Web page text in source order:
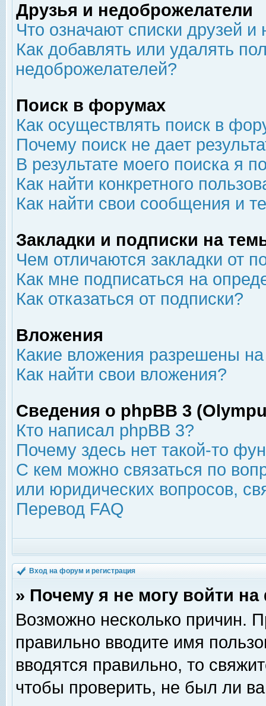
Друзья и недоброжелатели
Что означают списки друзей
Как добавлять или удалять
недоброжелателей?
Поиск в форумах
Как осуществлять поиск в
Почему поиск не дает
В результате моего поиска я
Как найти конкретного
Как найти свои сообщения и
Закладки и подписки на
Чем отличаются закладки от
Как мне подписаться на
Как отказаться от подписки?
Вложения
Какие вложения разрешены
Как найти свои вложения?
Сведения о phpBB 3
Кто написал phpBB 3?
Почему здесь нет такой-то
С кем можно связаться по
или юридических вопросов,
Перевод FAQ
Вход на форум и регистрация
» Почему я не могу войти
Возможно несколько причин.
правильно вводите имя
вводятся правильно, то
чтобы проверить, не был ли